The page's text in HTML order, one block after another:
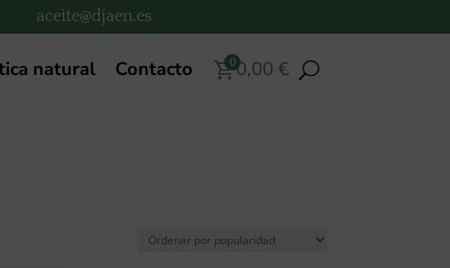
aceite@djaen.es
natural Contacto 00,00 €